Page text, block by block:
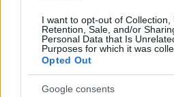
I want to opt-out of Collection,
Retention, Sale, and/or
Personal Data that Is
Purposes for which it was
Opted Out
Google consents
Labdarúgó Szövetségtől
kaptunk, amelynek
szerezhetünk a
patak mellett található
befejezéséhez.”